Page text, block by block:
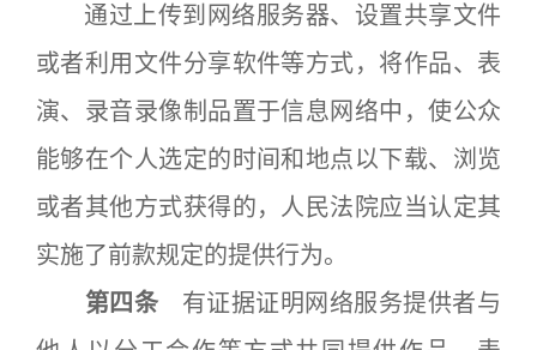
通过上传到网络服务器、设置共享文件
或者利用文件分享软件等方式，将作品、表
演、录音录像制品置于信息网络中，使公众
能够在个人选定的时间和地点以下载、浏览
或者其他方式获得的，人民法院应当认定其
实施了前款规定的提供行为。
第四条 有证据证明网络服务提供者与